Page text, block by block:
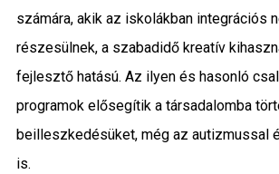
számára, akik az iskolákban integrációs
részesülnek, a szabadidő kreatív
fejlesztő hatású. Az ilyen és hasonló
programok elősegítik a társadalomba
beilleszkedésüket, még az autizmussal
is.